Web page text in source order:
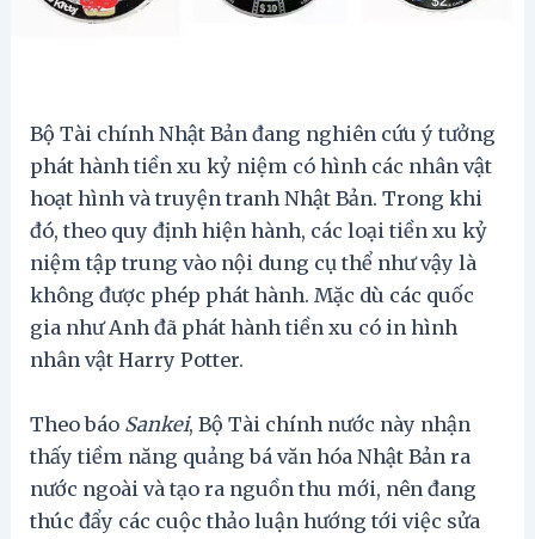
Bộ Tài chính Nhật Bản đang nghiên cứu ý tưởng
phát hành tiền xu kỷ niệm có hình các nhân vật
hoạt hình và truyện tranh Nhật Bản. Trong khi
đó, theo quy định hiện hành, các loại tiền xu kỷ
niệm tập trung vào nội dung cụ thể như vậy là
không được phép phát hành. Mặc dù các quốc
gia như Anh đã phát hành tiền xu có in hình
nhân vật Harry Potter.
Theo báo Sankei, Bộ Tài chính nước này nhận
thấy tiềm năng quảng bá văn hóa Nhật Bản ra
nước ngoài và tạo ra nguồn thu mới, nên đang
thúc đẩy các cuộc thảo luận hướng tới việc sửa